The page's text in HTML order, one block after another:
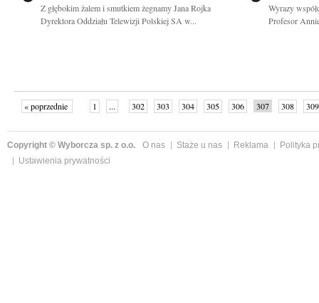
Z głębokim żalem i smutkiem żegnamy Jana Rojka
Dyrektora Oddziału Telewizji Polskiej SA w...
Wyrazy
Profesor
« poprzednie 1 ... 302 303 304 305 306 307 308
309
Copyright © Wyborcza sp. z o.o. O nas Staże u nas Reklama
Polityka
Ustawienia prywatności